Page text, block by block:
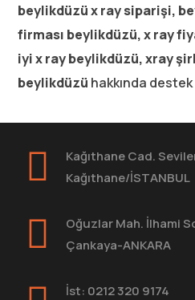
beylikdüzü x ray siparişi,
firması beylikdüzü, x ray
iyi x ray beylikdüzü, xray
beylikdüzü hakkında
Kağıthane Cad.
Kağıthane/İSTANBUL
Oğuzlar Mah. İlhami
Çankaya-ANKARA
İst: 0212 320 9174